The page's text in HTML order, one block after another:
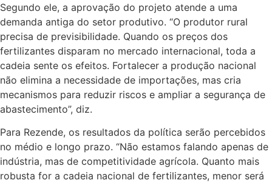
Segundo ele, a aprovação do projeto atende a uma
demanda antiga do setor produtivo. “O produtor rural
precisa de previsibilidade. Quando os preços dos
fertilizantes disparam no mercado internacional, toda a
cadeia sente os efeitos. Fortalecer a produção nacional
não elimina a necessidade de importações, mas cria
mecanismos para reduzir riscos e ampliar a segurança de
abastecimento”, diz.
Para Rezende, os resultados da política serão percebidos
no médio e longo prazo. “Não estamos falando apenas de
indústria, mas de competitividade agrícola. Quanto mais
robusta for a cadeia nacional de fertilizantes, menor será